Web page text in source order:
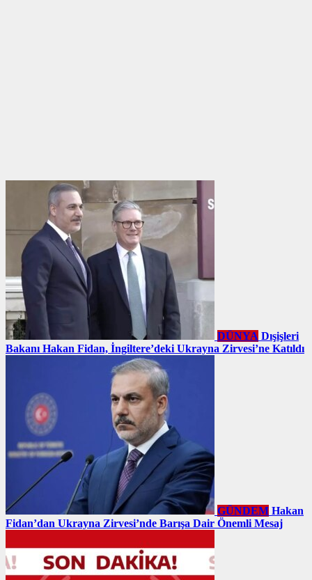
DÜNYA Dışişleri
Bakanı Hakan Fidan, İngiltere’deki Ukrayna Zirvesi’ne Katıldı
GÜNDEM Hakan
Fidan’dan Ukrayna Zirvesi’nde Barışa Dair Önemli Mesaj